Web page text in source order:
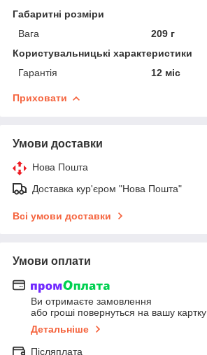
Габаритні розміри
Вага
209 г
Користувальницькі характеристики
Гарантія
12 міс
Приховати
Умови доставки
Нова Пошта
Доставка кур'єром "Нова Пошта"
Всі умови доставки
Умови оплати
Ви отримаєте замовлення
або гроші повернуться на вашу картку
Детальніше
Післяплата